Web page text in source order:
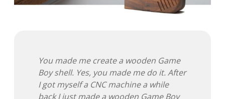
You made me create a wooden Game
Boy shell. Yes, you made me do it. After
I got myself a CNC machine a while
back I just made a wooden Game Boy